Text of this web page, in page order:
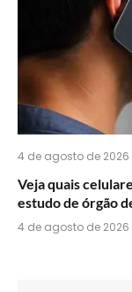
4 de agosto de 2026
Veja quais
estudo de órgão
4 de agosto de 2026